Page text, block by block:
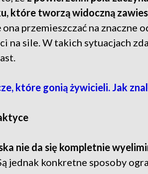
które tworzą widoczną
ona przemieszczać na znaczne
na sile. W takich sytuacjach
które gonią żywicieli. Jak
nie da się kompletnie
jednak konkretne sposoby